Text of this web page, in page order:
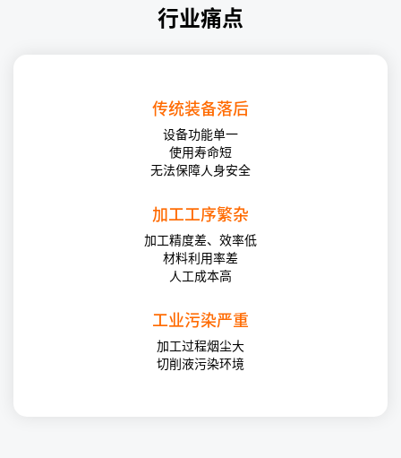
行业痛点
传统装备落后
设备功能单一
使用寿命短
无法保障人身安全
加工工序繁杂
加工精度差、效率低
材料利用率差
人工成本高
工业污染严重
加工过程烟尘大
切削液污染环境